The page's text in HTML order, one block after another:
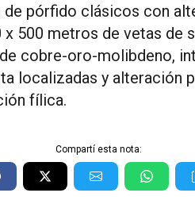
pórfido clásicos con
x 500 metros de vetas
cobre-oro-molibdeno,
localizadas y alteración
fílica.
Compartí esta nota: